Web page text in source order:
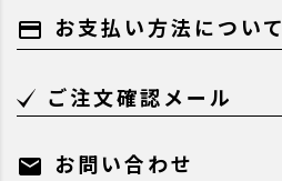
payment お支払い方法について
ご注文確認メール
mail お問い合わせ